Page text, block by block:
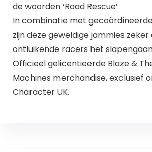
de woorden ‘Road Rescue’
In combinatie met
zijn deze geweldige jammies zeker
ontluikende racers het
Officieel gelicentieerde Blaze &
Machines merchandise, exclusief
Character UK.